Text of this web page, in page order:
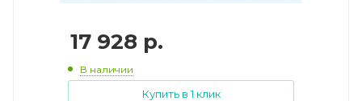
17 928 р.
В наличии
Купить в 1 клик